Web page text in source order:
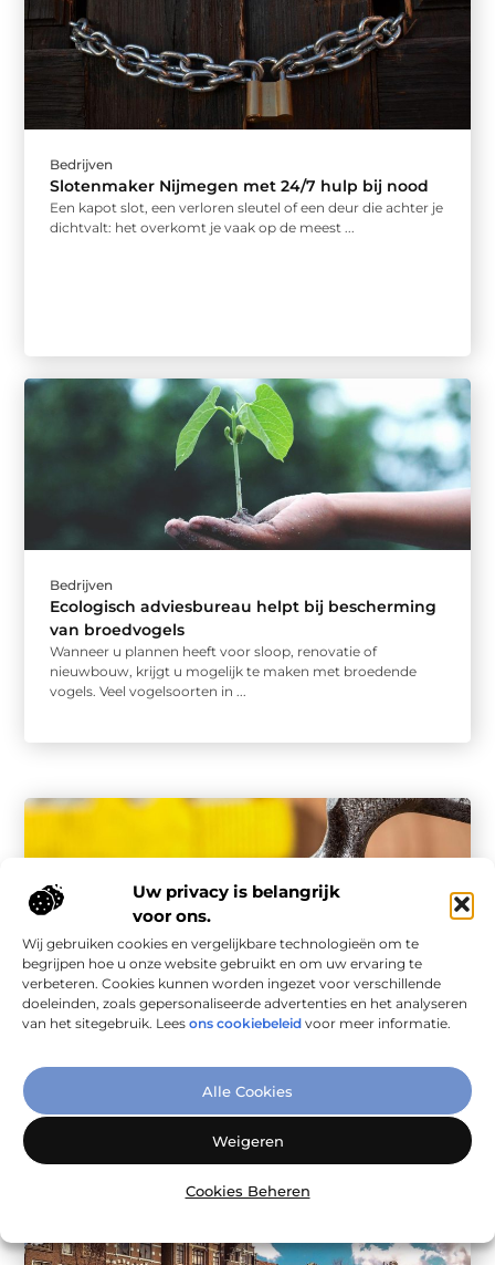
Uw privacy is belangrijk
voor ons.
Wij gebruiken cookies en vergelijkbare technologieën om te
begrijpen hoe u onze website gebruikt en om uw ervaring te
verbeteren. Cookies kunnen worden ingezet voor verschillende
doeleinden, zoals gepersonaliseerde advertenties en het analyseren
van het sitegebruik. Lees ons cookiebeleid voor meer informatie.
Alle Cookies
Weigeren
Cookies Beheren
Bedrijven
Slotenmaker Nijmegen met 24/7 hulp bij nood
Een kapot slot, een verloren sleutel of een deur die achter je
dichtvalt: het overkomt je vaak op de meest ...
Bedrijven
Ecologisch adviesbureau helpt bij bescherming
van broedvogels
Wanneer u plannen heeft voor sloop, renovatie of
nieuwbouw, krijgt u mogelijk te maken met broedende
vogels. Veel vogelsoorten in ...
Bedrijven
Op zoek naar een ervaren timmerman in Ede?
Of het nu gaat om een nieuwe dakkapel, het plaatsen van
kozijnen of het op maat maken van meubels: een ...